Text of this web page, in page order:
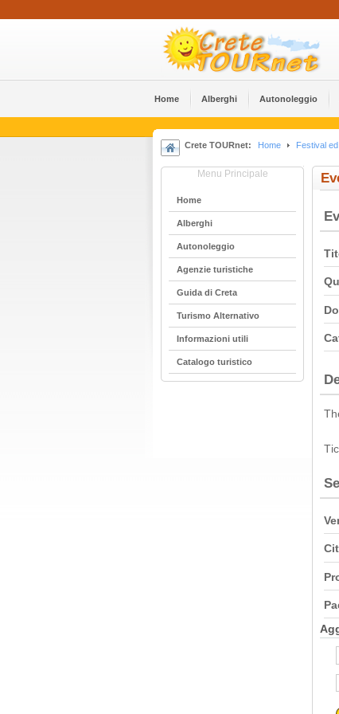
Home Alberghi Αutonoleggio
Crete TOURnet: Home Festival
Menu Principale
Home
Alberghi
Αutonoleggio
Agenzie turistiche
Guida di Creta
Turismo Alternativo
Informazioni utili
Catalogo turistico